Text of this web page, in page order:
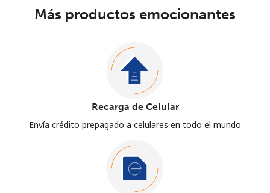
Más productos emocionantes
Recarga de Celular
Envía crédito prepagado a celulares en todo el mundo